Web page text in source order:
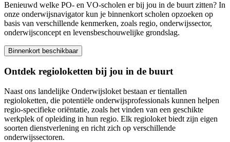
Benieuwd welke PO- en VO-scholen er bij jou in de buurt zitten? In
onze onderwijsnavigator kun je binnenkort scholen opzoeken op
basis van verschillende kenmerken, zoals regio, onderwijssector,
onderwijsconcept en levensbeschouwelijke grondslag.
Binnenkort beschikbaar
Ontdek regioloketten bij jou in de buurt
Naast ons landelijke Onderwijsloket bestaan er tientallen
regioloketten, die potentiële onderwijsprofessionals kunnen helpen
regio-specifieke oriëntatie, zoals het vinden van een geschikte
werkplek of opleiding in hun regio. Elk regioloket biedt zijn eigen
soorten dienstverlening en richt zich op verschillende
onderwijssectoren.